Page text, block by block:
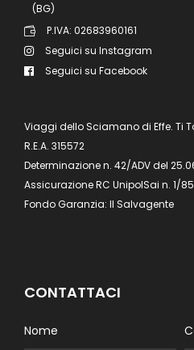
(BG)
P.IVA: 02683960161
Seguici su Instagram
Seguici su Facebook
Viaggi dello Sciamano di Effe. Ti
R.E.A. 315572
Determinazione n. 42/ADV del
Assicurazione RC UnipolSai n. 1/
Fondo Garanzia: Il Salvagente
CONTATTACI
Nome